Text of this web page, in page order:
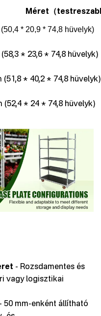
Méret （
* 20,9 * 74,8 hüvelyk)
* 23,6 * 74,8 hüvelyk)
* 40,2 * 74,8 hüvelyk)
(52,4 * 24 * 74,8 hüvelyk)
- Rozsdamentes és
vagy logisztikai
- 50 mm-enként állítható